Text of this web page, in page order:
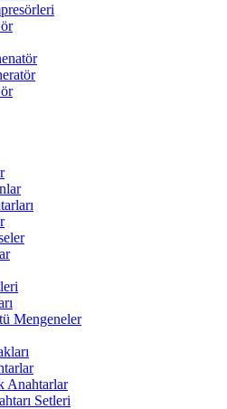
Mengeneler
Anahtarlar
Setleri